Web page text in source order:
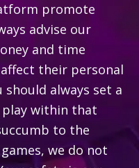
promote
advise our
and time
their personal
always set a
within that
to the
we do not